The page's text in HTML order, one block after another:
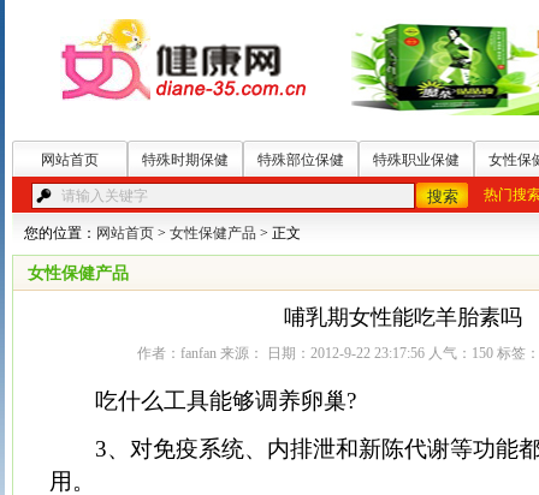
网站首页 特殊时期保健 特殊部位保健 特殊职业保健 女性保
热门搜
您的位置： 网站首页 > 女性保健产品 > 正文
女性保健产品
哺乳期女性能吃羊胎素吗
作者：fanfan 来源： 日期：2012-9-22 23:17:56 人气： 150标签：
吃什么工具能够调养卵巢?
3、对免疫系统、内排泄和新陈代谢等功能
用。